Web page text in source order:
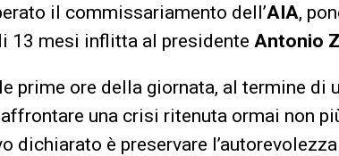
il commissariamento dell’AIA,
13 mesi inflitta al presidente Antonio
prime ore della giornata, al termine di
una crisi ritenuta ormai non
dichiarato è preservare